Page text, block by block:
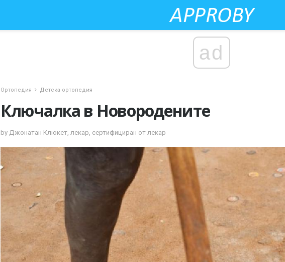
ad
Ортопедия Детска ортопедия
Ключалка в Новородените
by Джонатан Клюкет, лекар, сертифициран от лекар